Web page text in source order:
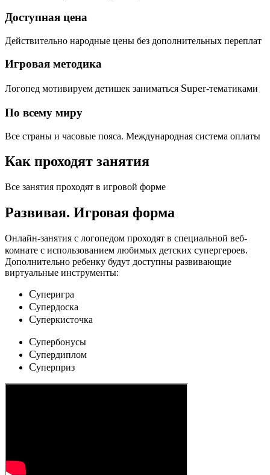
Доступная цена
Действительно народные цены без дополнительных переплат
Игровая методика
Логопед мотивируем детишек заниматься Super-тематиками
По всему миру
Все страны и часовые пояса. Международная система оплаты
Как проходят занятия
Все занятия проходят в игровой форме
Развивая. Игровая форма
Онлайн-занятия с логопедом проходят в специальной веб-
комнате с использованием любимых детских cупергероев.
Дополнительно ребенку будут доступны развивающие
виртуальные инструменты:
Cуперигра
Cупердоска
Cуперкисточка
Cупербонусы
Cупердиплом
Cуперприз